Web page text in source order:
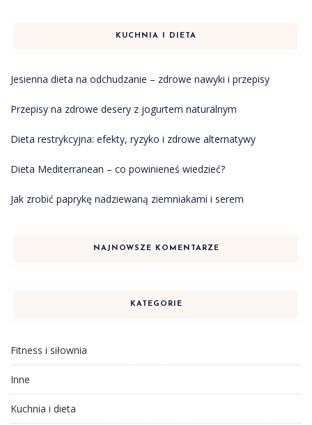
KUCHNIA I DIETA
Jesienna dieta na odchudzanie – zdrowe nawyki i przepisy
Przepisy na zdrowe desery z jogurtem naturalnym
Dieta restrykcyjna: efekty, ryzyko i zdrowe alternatywy
Dieta Mediterranean – co powinieneś wiedzieć?
Jak zrobić paprykę nadziewaną ziemniakami i serem
NAJNOWSZE KOMENTARZE
KATEGORIE
Fitness i siłownia
Inne
Kuchnia i dieta